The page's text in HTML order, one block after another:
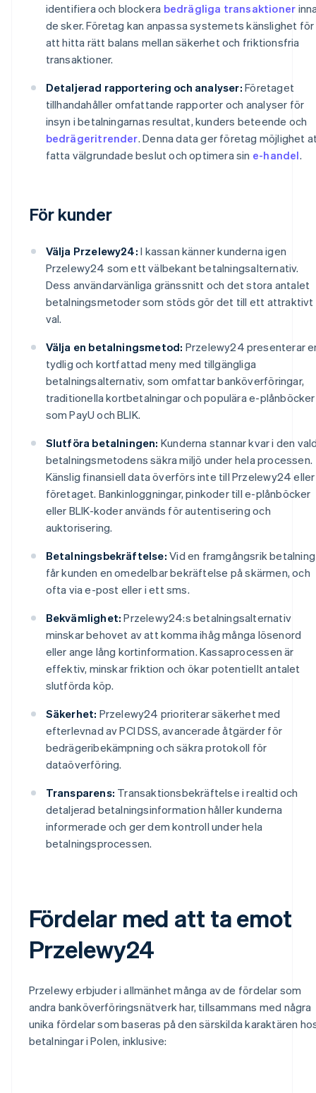
identifiera och blockera bedrägliga transaktioner
de sker. Företag kan anpassa systemets känslighet för
att hitta rätt balans mellan säkerhet och friktionsfria
transaktioner.
Detaljerad rapportering och analyser: Företaget
tillhandahåller omfattande rapporter och analyser för
insyn i betalningarnas resultat, kunders beteende och
bedrägeritrender. Denna data ger företag möjlighet
fatta välgrundade beslut och optimera sin e-handel.
För kunder
Välja Przelewy24: I kassan känner kunderna igen
Przelewy24 som ett välbekant betalningsalternativ.
Dess användarvänliga gränssnitt och det stora antalet
betalningsmetoder som stöds gör det till ett attraktivt
val.
Välja en betalningsmetod: Przelewy24 presenterar
tydlig och kortfattad meny med tillgängliga
betalningsalternativ, som omfattar banköverföringar,
traditionella kortbetalningar och populära e-plånböcker
som PayU och BLIK.
Slutföra betalningen: Kunderna stannar kvar i den
betalningsmetodens säkra miljö under hela processen.
Känslig finansiell data överförs inte till Przelewy24 eller
företaget. Bankinloggningar, pinkoder till e-plånböcker
eller BLIK-koder används för autentisering och
auktorisering.
Betalningsbekräftelse: Vid en framgångsrik betalning
får kunden en omedelbar bekräftelse på skärmen, och
ofta via e-post eller i ett sms.
Bekvämlighet: Przelewy24:s betalningsalternativ
minskar behovet av att komma ihåg många lösenord
eller ange lång kortinformation. Kassaprocessen är
effektiv, minskar friktion och ökar potentiellt antalet
slutförda köp.
Säkerhet: Przelewy24 prioriterar säkerhet med
efterlevnad av PCI DSS, avancerade åtgärder för
bedrägeribekämpning och säkra protokoll för
dataöverföring.
Transparens: Transaktionsbekräftelse i realtid och
detaljerad betalningsinformation håller kunderna
informerade och ger dem kontroll under hela
betalningsprocessen.
Fördelar med att ta emot
Przelewy24
Przelewy erbjuder i allmänhet många av de fördelar som
andra banköverföringsnätverk har, tillsammans med några
unika fördelar som baseras på den särskilda karaktären
betalningar i Polen, inklusive: